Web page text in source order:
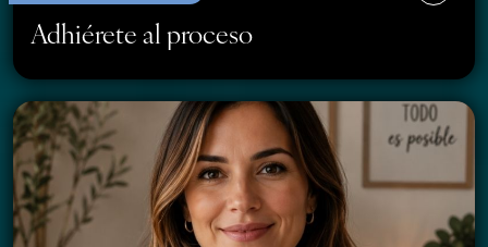
Adhiérete al proceso